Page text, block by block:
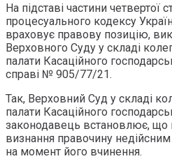
На підставі частини четвертої
процесуального кодексу
враховує правову позицію,
Верховного Суду у складі
палати Касаційного
справі № 905/77/21.
Так, Верховний Суд у складі
палати Касаційного
законодавець встановлює, що
визнання правочину
на момент його вчинення.